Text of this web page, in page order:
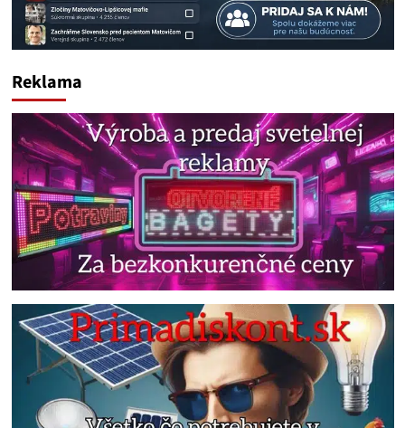
Reklama